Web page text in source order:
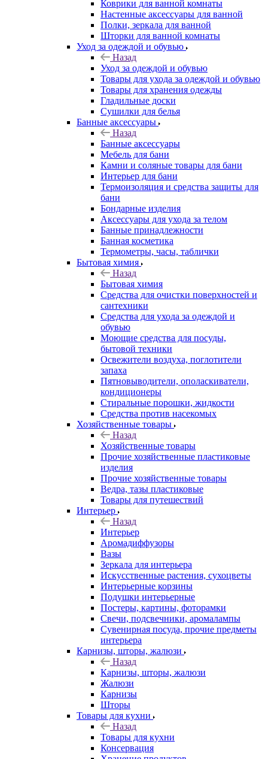
Коврики для ванной комнаты
Настенные аксессуары для ванной
Полки, зеркала для ванной
Шторки для ванной комнаты
Уход за одеждой и обувью
Назад
Уход за одеждой и обувью
Товары для ухода за одеждой и обувью
Товары для хранения одежды
Гладильные доски
Сушилки для белья
Банные аксессуары
Назад
Банные аксессуары
Мебель для бани
Камни и соляные товары для бани
Интерьер для бани
Термоизоляция и средства защиты для
бани
Бондарные изделия
Аксеcсуары для ухода за телом
Банные принадлежности
Банная косметика
Термометры, часы, таблички
Бытовая химия
Назад
Бытовая химия
Средства для очистки поверхностей и
сантехники
Средства для ухода за одеждой и
обувью
Моющие средства для посуды,
бытовой техники
Освежители воздуха, поглотители
запаха
Пятновыводители, ополаскиватели,
кондиционеры
Стиральные порошки, жидкости
Средства против насекомых
Хозяйственные товары
Назад
Хозяйственные товары
Прочие хозяйственные пластиковые
изделия
Прочие хозяйственные товары
Ведра, тазы пластиковые
Товары для путешествий
Интерьер
Назад
Интерьер
Аромадиффузоры
Вазы
Зеркала для интерьера
Искусственные растения, сухоцветы
Интерьерные корзины
Подушки интерьерные
Постеры, картины, фоторамки
Свечи, подсвечники, аромалампы
Сувенирная посуда, прочие предметы
интерьера
Карнизы, шторы, жалюзи
Назад
Карнизы, шторы, жалюзи
Жалюзи
Карнизы
Шторы
Товары для кухни
Назад
Товары для кухни
Консервация